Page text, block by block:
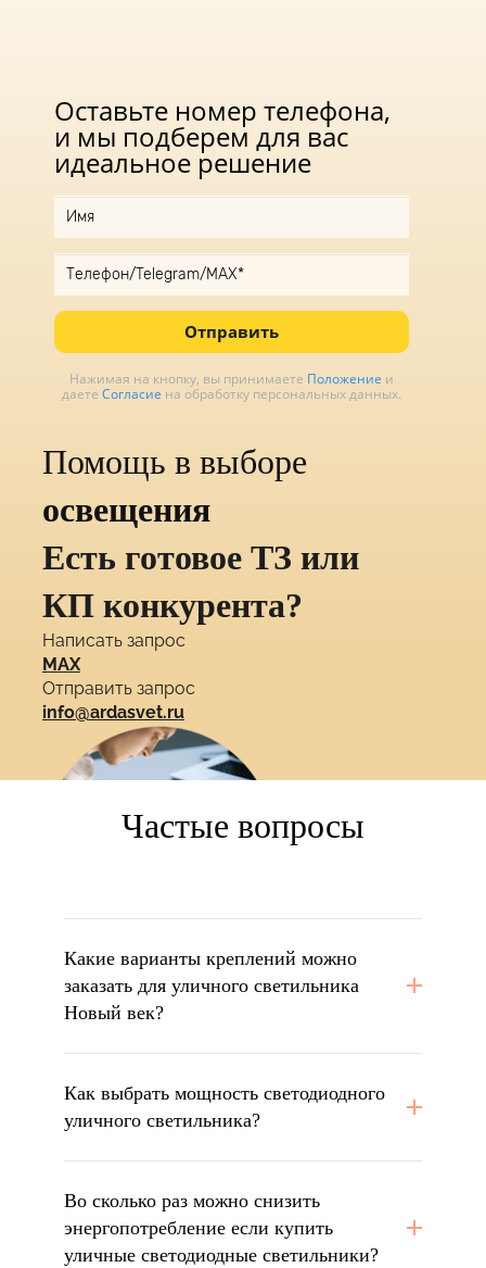
Оставьте номер телефона,
и мы подберем для вас
идеальное решение
Отправить
Нажимая на кнопку, вы принимаете Положение и
даете Согласие на обработку персональных данных.
Помощь в выборе
освещения
Есть готовое ТЗ или
КП конкурента?
Написать запрос
MAX
Отправить запрос
info@ardasvet.ru
Частые вопросы
Какие варианты креплений можно
заказать для уличного светильника
Новый век?
Как выбрать мощность светодиодного
уличного светильника?
Во сколько раз можно снизить
энергопотребление если купить
уличные светодиодные светильники?